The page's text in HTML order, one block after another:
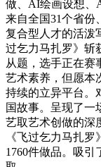
做、AI绘画设想、
来自全国31个省份
复合型人才的活泼
过乞力马扎罗》斩
从题，选手正在赛
艺术素养，但愿本
持续的立异平台。
国故事。呈现了一
艺取艺术创做的深
《飞过乞力马扎
1760件做品。吸引